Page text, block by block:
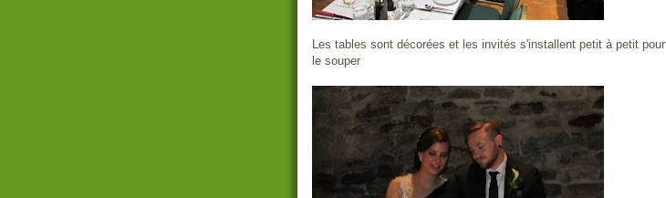
Les tables sont décorées et les invités s'installent petit à petit pour
le souper